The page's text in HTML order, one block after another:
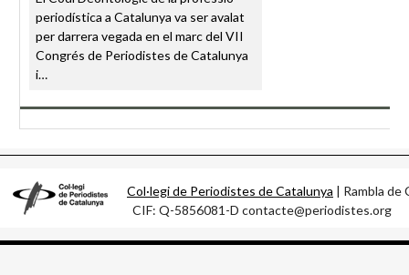
periodística a Catalunya va ser avalat
per darrera vegada en el marc del VII
Congrés de Periodistes de Catalunya
i…
Col·legi de Periodistes de Catalunya | Rambla
CIF: Q-5856081-D